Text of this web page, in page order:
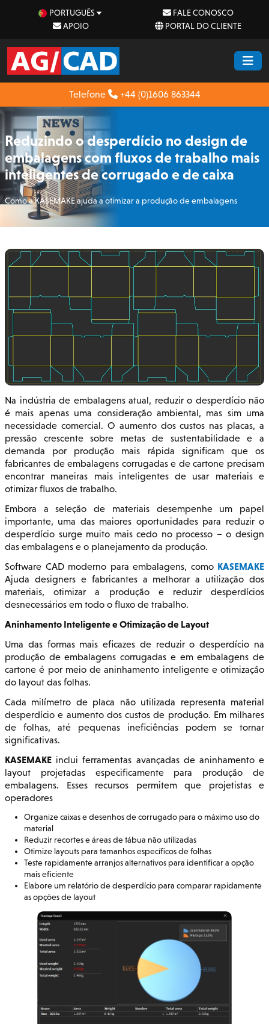
PORTUGUÊS
FALE CONOSCO
APOIO
PORTAL DO CLIENTE
Telefone +44 (0)1606 863344
Reduzindo o desperdício no design de
embalagens com fluxos de trabalho mais
inteligentes de corrugado e de caixa
Como a KASEMAKE ajuda a otimizar a produção de embalagens
Na indústria de embalagens atual, reduzir o desperdício não
é mais apenas uma consideração ambiental, mas sim uma
necessidade comercial. O aumento dos custos nas placas, a
pressão crescente sobre metas de sustentabilidade e a
demanda por produção mais rápida significam que os
fabricantes de embalagens corrugadas e de cartone precisam
encontrar maneiras mais inteligentes de usar materiais e
otimizar fluxos de trabalho.
Embora a seleção de materiais desempenhe um papel
importante, uma das maiores oportunidades para reduzir o
desperdício surge muito mais cedo no processo – o design
das embalagens e o planejamento da produção.
Software CAD moderno para embalagens, como KASEMAKE
Ajuda designers e fabricantes a melhorar a utilização dos
materiais, otimizar a produção e reduzir desperdícios
desnecessários em todo o fluxo de trabalho.
Aninhamento Inteligente e Otimização de Layout
Uma das formas mais eficazes de reduzir o desperdício na
produção de embalagens corrugadas e em embalagens de
cartone é por meio de aninhamento inteligente e otimização
do layout das folhas.
Cada milímetro de placa não utilizada representa material
desperdício e aumento dos custos de produção. Em milhares
de folhas, até pequenas ineficiências podem se tornar
significativas.
KASEMAKE inclui ferramentas avançadas de aninhamento e
layout projetadas especificamente para produção de
embalagens. Esses recursos permitem que projetistas e
operadores
Organize caixas e desenhos de corrugado para o máximo uso do
material
Reduzir recortes e áreas de tábua não utilizadas
Otimize layouts para tamanhos específicos de folhas
Teste rapidamente arranjos alternativos para identificar a opção
mais eficiente
Elabore um relatório de desperdício para comparar rapidamente
as opções de layout